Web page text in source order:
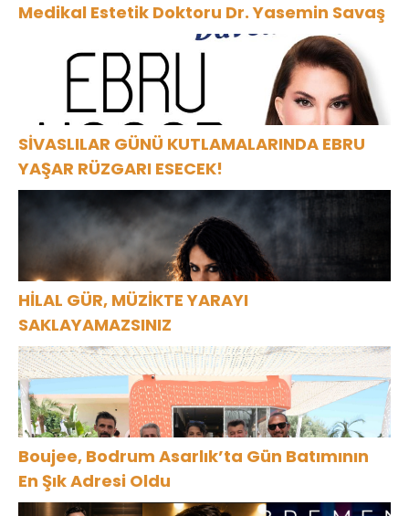
Medikal Estetik Doktoru Dr. Yasemin Savaş
SİVASLILAR GÜNÜ KUTLAMALARINDA EBRU
YAŞAR RÜZGARI ESECEK!
HİLAL GÜR, MÜZİKTE YARAYI
SAKLAYAMAZSINIZ
Boujee, Bodrum Asarlık’ta Gün Batımının
En Şık Adresi Oldu